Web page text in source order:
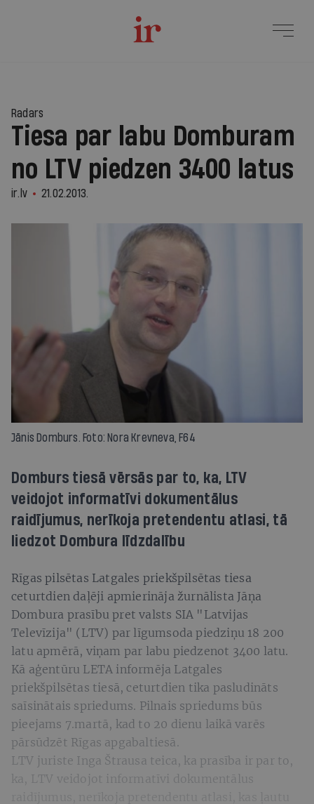
Radars
Tiesa par labu Domburam
no LTV piedzen 3400 latus
ir.lv 21.02.2013.
Jānis Domburs. Foto: Nora Krevneva, F64
Domburs tiesā vērsās par to, ka, LTV
veidojot informatīvi dokumentālus
raidījumus, nerīkoja pretendentu atlasi, tā
liedzot Dombura līdzdalību
Rīgas pilsētas Latgales priekšpilsētas tiesa
ceturtdien daļēji apmierināja žurnālista Jāņa
Dombura prasību pret valsts SIA "Latvijas
Televīzija" (LTV) par līgumsoda piedziņu 18 200
latu apmērā, viņam par labu piedzenot 3400 latu.
Kā aģentūru LETA informēja Latgales
priekšpilsētas tiesā, ceturtdien tika pasludināts
saīsinātais spriedums. Pilnais spriedums būs
pieejams 7.martā, kad to 20 dienu laikā varēs
pārsūdzēt Rīgas apgabaltiesā.
LTV juriste Inga Štrausa teica, ka prasība ir par to,
ka, LTV veidojot informatīvi dokumentālus